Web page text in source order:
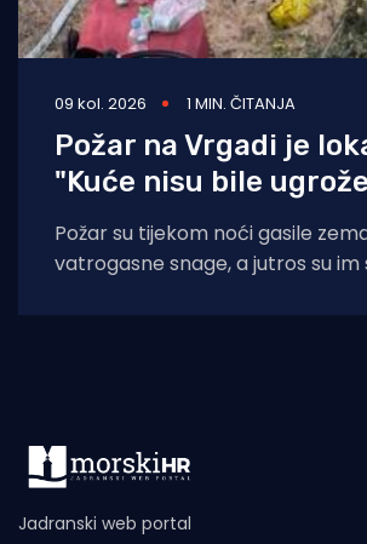
09 kol. 2026 1 MIN. ČITANJA
Požar na Vrgadi je
"Kuće nisu bile
Požar su tijekom noći gasile
vatrogasne snage, a jutros su im
Jadranski web portal